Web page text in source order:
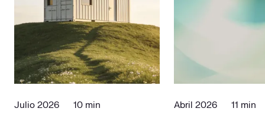
Julio 2026 10 min Abril 2026 11 min